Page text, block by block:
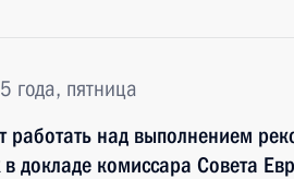
года, пятница
работать над выполнением
докладе комиссара Совета